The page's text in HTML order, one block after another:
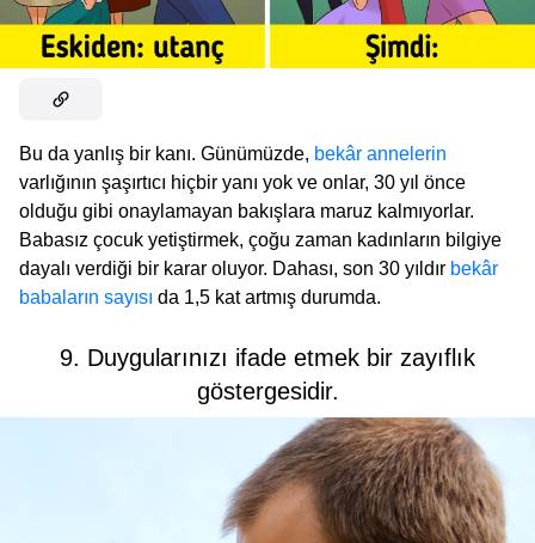
Bu da yanlış bir kanı. Günümüzde, bekâr annelerin
varlığının şaşırtıcı hiçbir yanı yok ve onlar, 30 yıl önce
olduğu gibi onaylamayan bakışlara maruz kalmıyorlar.
Babasız çocuk yetiştirmek, çoğu zaman kadınların bilgiye
dayalı verdiği bir karar oluyor. Dahası, son 30 yıldır bekâr
babaların sayısı da 1,5 kat artmış durumda.
9. Duygularınızı ifade etmek bir zayıflık
göstergesidir.